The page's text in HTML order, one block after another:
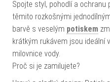
Spojte styl, pohodlí a ochranu
těmito rozkošnými
barvě s veselým potiskem
krátkým rukávem jsou ideální
milovnice vody.
Proč si je zamilujete?